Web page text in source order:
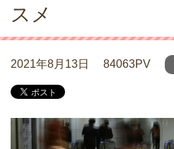
スメ
2021年8月13日 84063PV